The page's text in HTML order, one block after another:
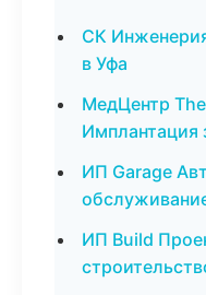
СК
в Уфа
МедЦентр
Имплантация
ИП Garage
ИП Build